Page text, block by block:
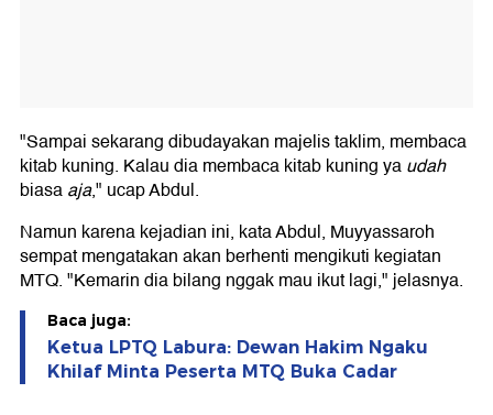
"Sampai sekarang dibudayakan majelis taklim, membaca
kitab kuning. Kalau dia membaca kitab kuning yaudah
biasaaja," ucap Abdul.
Namun karena kejadian ini, kata Abdul, Muyyassaroh
sempat mengatakan akan berhenti mengikuti kegiatan
MTQ. "Kemarin dia bilang nggak mau ikut lagi," jelasnya.
Baca juga:
Ketua LPTQ Labura: Dewan Hakim Ngaku
Khilaf Minta Peserta MTQ Buka Cadar